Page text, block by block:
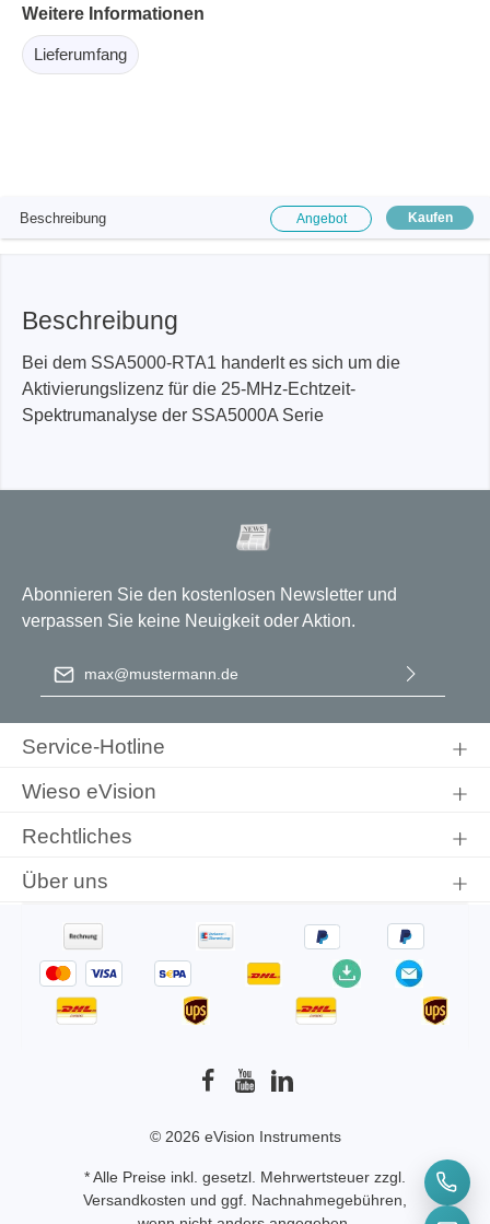
Weitere Informationen
Lieferumfang
Beschreibung Angebot Kaufen
Beschreibung
Bei dem SSA5000-RTA1 handerlt es sich um die
Aktivierungslizenz für die 25-MHz-Echtzeit-
Spektrumanalyse der SSA5000A Serie
Abonnieren Sie den kostenlosen Newsletter und
verpassen Sie keine Neuigkeit oder Aktion.
E-Mail-Adresse*
einverstanden.
Service-Hotline
Wieso eVision
Rechtliches
Über uns
© 2026 eVision Instruments
* Alle Preise inkl. gesetzl. Mehrwertsteuer zzgl.
Versandkosten und ggf. Nachnahmegebühren,